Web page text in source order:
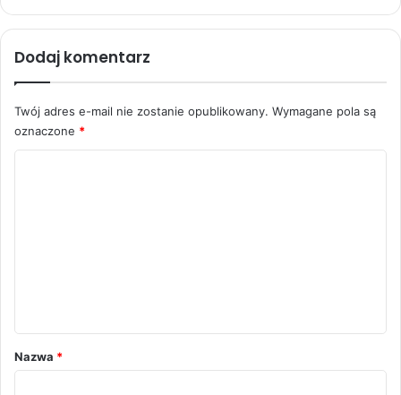
Dodaj komentarz
Twój adres e-mail nie zostanie opublikowany. Wymagane pola są
oznaczone *
r
Nazwa *